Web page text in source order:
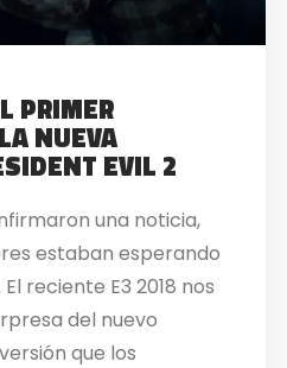
PRIMER
NUEVA
EVIL 2
una noticia,
estaban esperando
reciente E3 2018 nos
del nuevo
que los